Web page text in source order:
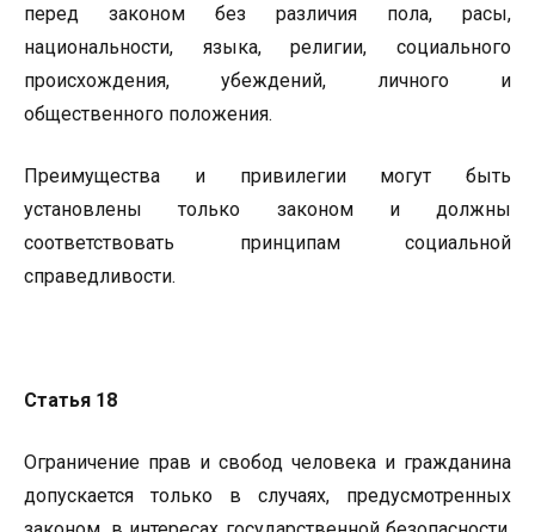
перед законом без различия пола, расы,
национальности, языка, религии, социального
происхождения, убеждений, личного и
общественного положения.
Преимущества и привилегии могут быть
установлены только законом и должны
соответствовать принципам социальной
справедливости.
Статья 18
Ограничение прав и свобод человека и гражданина
допускается только в случаях, предусмотренных